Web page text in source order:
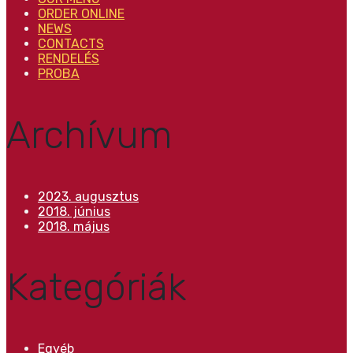
ORDER ONLINE
NEWS
CONTACTS
RENDELÉS
PROBA
Archívum
2023. augusztus
2018. június
2018. május
Kategóriák
Egyéb